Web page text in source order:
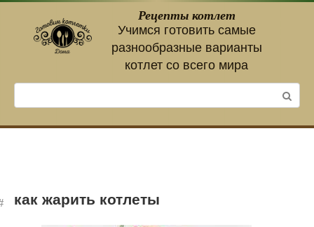
контенту
Рецепты котлет
Учимся готовить самые
разнообразные варианты
котлет со всего мира
как жарить котлеты